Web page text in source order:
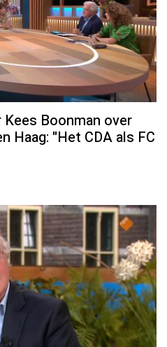
Boonman over
Haag: "Het CDA als FC